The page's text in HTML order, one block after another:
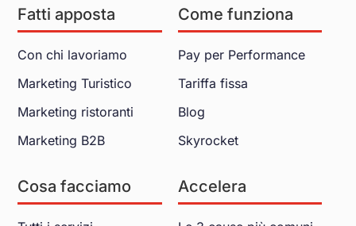
Fatti apposta
Con chi lavoriamo
Marketing Turistico
Marketing ristoranti
Marketing B2B
Come funziona
Pay per Performance
Tariffa fissa
Blog
Skyrocket
Cosa facciamo Accelera